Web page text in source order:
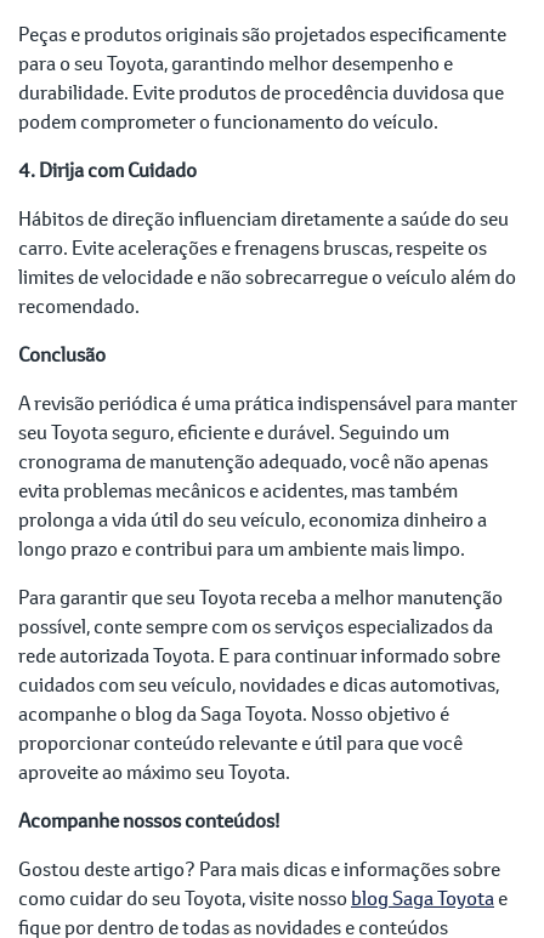
Peças e produtos originais são projetados especificamente
para o seu Toyota, garantindo melhor desempenho e
durabilidade. Evite produtos de procedência duvidosa que
podem comprometer o funcionamento do veículo.
4. Dirija com Cuidado
Hábitos de direção influenciam diretamente a saúde do seu
carro. Evite acelerações e frenagens bruscas, respeite os
limites de velocidade e não sobrecarregue o veículo além do
recomendado.
Conclusão
A revisão periódica é uma prática indispensável para manter
seu Toyota seguro, eficiente e durável. Seguindo um
cronograma de manutenção adequado, você não apenas
evita problemas mecânicos e acidentes, mas também
prolonga a vida útil do seu veículo, economiza dinheiro a
longo prazo e contribui para um ambiente mais limpo.
Para garantir que seu Toyota receba a melhor manutenção
possível, conte sempre com os serviços especializados da
rede autorizada Toyota. E para continuar informado sobre
cuidados com seu veículo, novidades e dicas automotivas,
acompanhe o blog da Saga Toyota. Nosso objetivo é
proporcionar conteúdo relevante e útil para que você
aproveite ao máximo seu Toyota.
Acompanhe nossos conteúdos!
Gostou deste artigo? Para mais dicas e informações sobre
como cuidar do seu Toyota, visite nosso blog Saga Toyotae
fique por dentro de todas as novidades e conteúdos